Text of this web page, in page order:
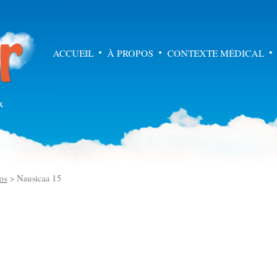
ACCUEIL À PROPOS CONTEXTE MÉDICAL
> Nausicaa 15